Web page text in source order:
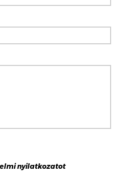
nyilatkozatot